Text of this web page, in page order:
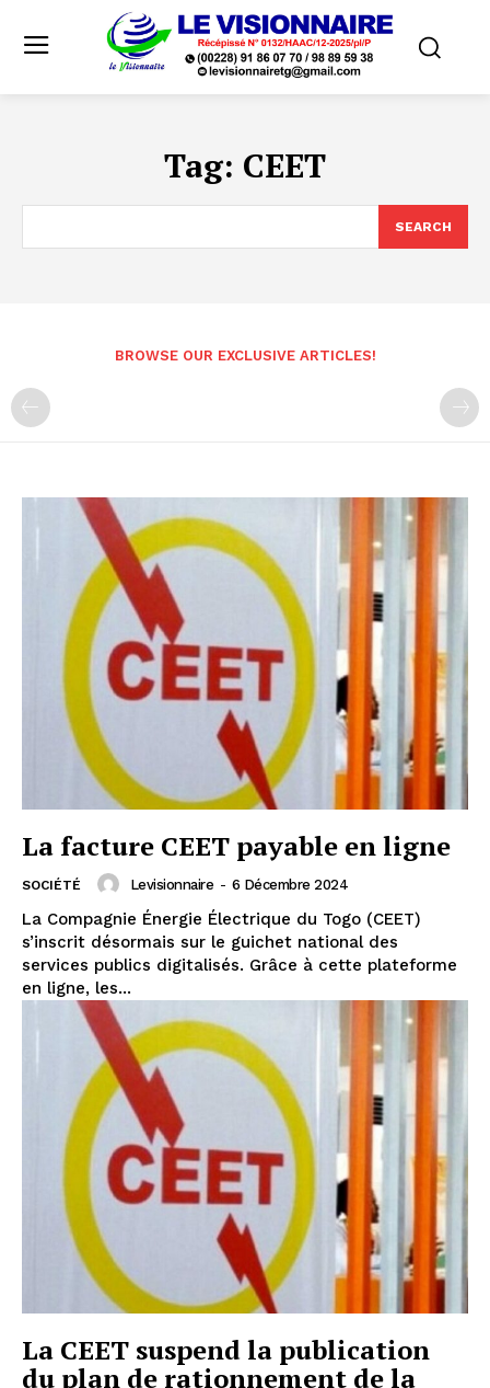
Tag: CEET
SEARCH
BROWSE OUR EXCLUSIVE ARTICLES!
La facture CEET payable en ligne
SOCIÉTÉ Levisionnaire - 6 Décembre 2024
La Compagnie Énergie Électrique du Togo (CEET)
s’inscrit désormais sur le guichet national des
services publics digitalisés. Grâce à cette plateforme
en ligne, les...
La CEET suspend la publication
du plan de rationnement de la